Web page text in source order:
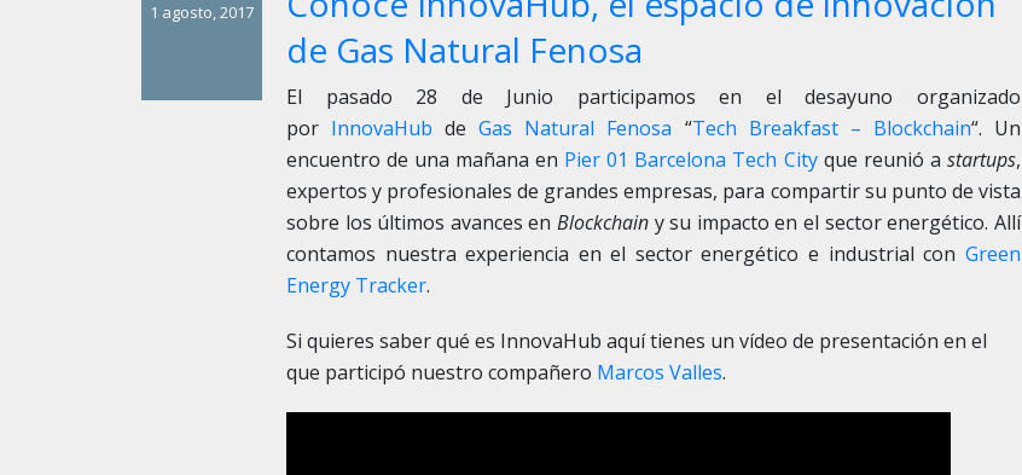
1 agosto, 2017
de Gas Natural Fenosa
El pasado 28 de Junio participamos en el desayuno organizado
por InnovaHub deGas Natural Fenosa “Tech Breakfast – Blockchain“. Un
encuentro de una mañana en Pier 01 Barcelona Tech Cityque reunió a startups,
expertos y profesionales de grandes empresas, para compartir su punto de vista
sobre los últimos avances en Blockchain y su impacto en el sector energético. Allí
contamos nuestra experiencia en el sector energético e industrial con Green
Energy Tracker.
Si quieres saber qué es InnovaHub aquí tienes un vídeo de presentación en el
que participó nuestro compañero Marcos Valles.